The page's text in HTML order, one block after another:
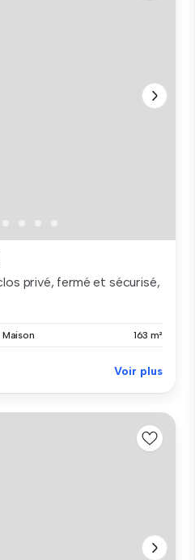
privé, fermé et sécurisé,
Maison 163 m²
Voir plus